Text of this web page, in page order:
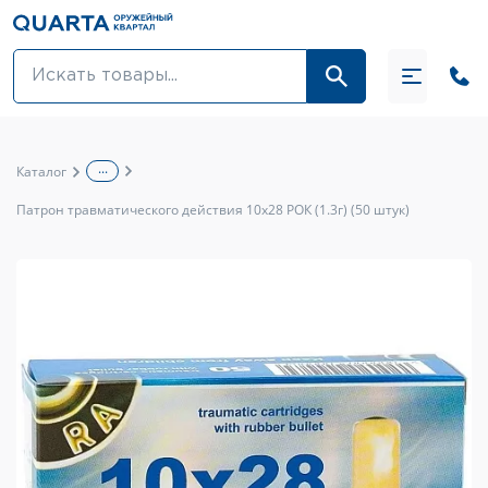
Оптовикам
Тюнинг оружия и ЗИП
Обувь
Каталог ...
Патрон травматического действия 10x28 РОК (1.3г) (50 штук)